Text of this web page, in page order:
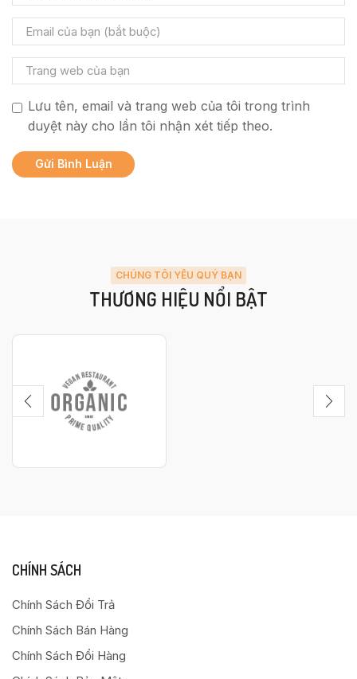
Lưu tên, email và trang web của tôi trong trình
duyệt này cho lần tôi nhận xét tiếp theo.
CHÚNG TÔI YÊU QUÝ BẠN
THƯƠNG HIỆU NỔI BẬT
CHÍNH SÁCH
Chính Sách Đổi Trả
Chính Sách Bán Hàng
Chính Sách Đổi Hàng